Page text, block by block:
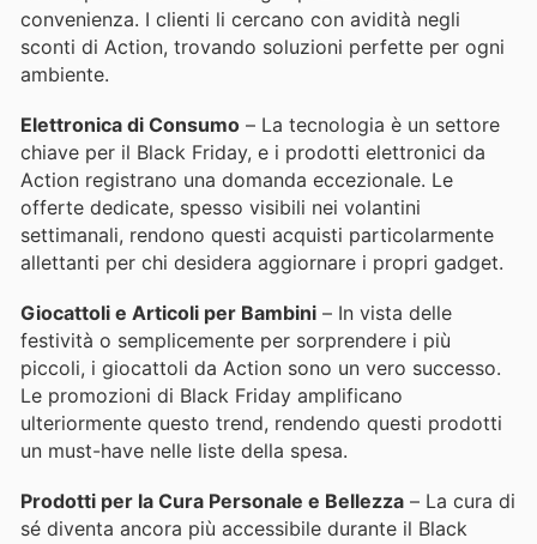
convenienza. I clienti li cercano con avidità negli
sconti di Action, trovando soluzioni perfette per ogni
ambiente.
Elettronica di Consumo – La tecnologia è un settore
chiave per il Black Friday, e i prodotti elettronici da
Action registrano una domanda eccezionale. Le
offerte dedicate, spesso visibili nei volantini
settimanali, rendono questi acquisti particolarmente
allettanti per chi desidera aggiornare i propri gadget.
Giocattoli e Articoli per Bambini – In vista delle
festività o semplicemente per sorprendere i più
piccoli, i giocattoli da Action sono un vero successo.
Le promozioni di Black Friday amplificano
ulteriormente questo trend, rendendo questi prodotti
un must-have nelle liste della spesa.
Prodotti per la Cura Personale e Bellezza – La cura di
sé diventa ancora più accessibile durante il Black